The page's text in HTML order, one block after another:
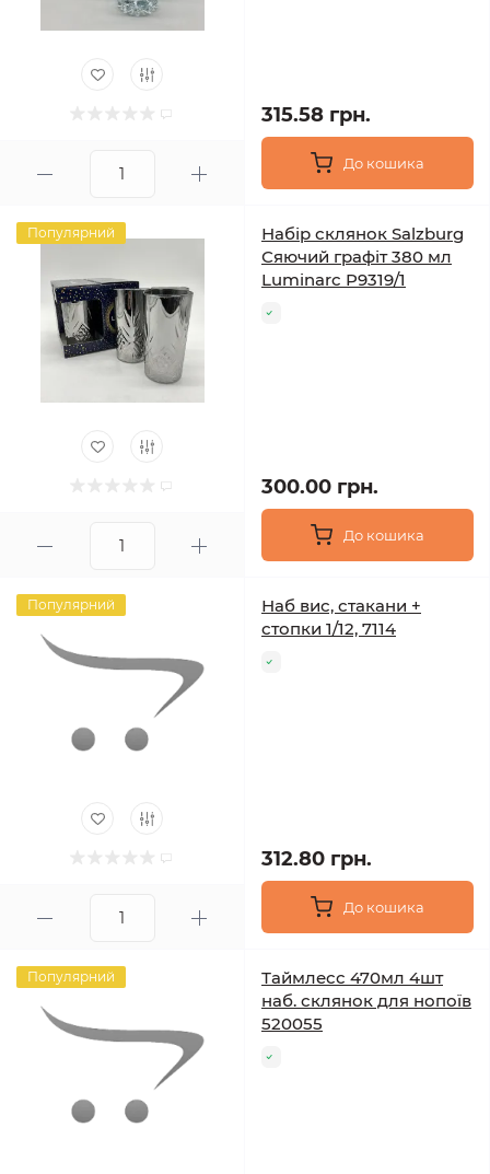
315.58 грн.
До кошика
Популярний
Набір склянок Salzburg
Сяючий графіт 380 мл
Luminarc P9319/1
300.00 грн.
До кошика
Популярний
Наб вис, стакани +
стопки 1/12, 7114
312.80 грн.
До кошика
Популярний
Таймлесс 470мл 4шт
наб. склянок для нопоїв
520055